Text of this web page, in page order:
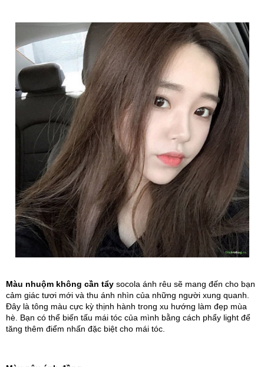
Màu nhuộm không cần tẩy socola ánh rêu sẽ mang đến cho bạn
cảm giác tươi mới và thu ánh nhìn của những người xung quanh.
Đây là tông màu cực kỳ thịnh hành trong xu hướng làm đẹp mùa
hè. Bạn có thể biến tấu mái tóc của mình bằng cách phẩy light để
tăng thêm điểm nhấn đặc biệt cho mái tóc.